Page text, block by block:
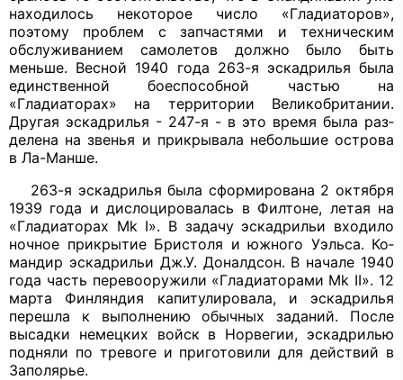
находилось некоторое число «Гладиато­ров»,
поэтому проблем с запчастями и техническим
обслуживанием самолетов должно было быть
меньше. Весной 1940 года 263-я эскадрилья была
единственной боеспособной частью на
«Гладиаторах» на территории Великобритании.
Другая эскадрилья - 247-я - в это время была раз­
делена на звенья и прикрывала неболь­шие острова
в Ла-Манше.
263-я эскадрилья была сформирова­на 2 октября
1939 года и дислоцировалась в Филтоне, летая на
«Гладиаторах Mk I». В задачу эскадрильи входило
ночное при­крытие Бристоля и южного Уэльса. Ко­
мандир эскадрильи Дж.У. Доналдсон. В начале 1940
года часть перевооружили «Гладиаторами Mk II». 12
марта Финлян­дия капитулировала, и эскадрилья
пере­шла к выполнению обычных заданий. После
высадки немецких войск в Норве­гии, эскадрилью
подняли по тревоге и приготовили для действий в
Заполярье.